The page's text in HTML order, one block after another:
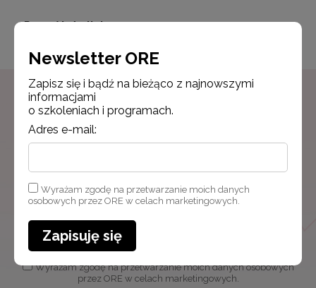
Powrót do listy
Newsletter ORE
Zapisz się i bądź na bieżąco z najnowszymi
o szkoleniach i programach.
Adres e-mail:
Wyrażam zgodę na przetwarzanie moich danych osobowych
przez ORE w celach marketingowych.
Newsletter ORE
Zapisz się i bądź na bieżąco z najnowszymi
informacjami
o szkoleniach i programach.
Adres e-mail:
Wyrażam zgodę na przetwarzanie moich danych
osobowych przez ORE w celach marketingowych.
Zapisuję się